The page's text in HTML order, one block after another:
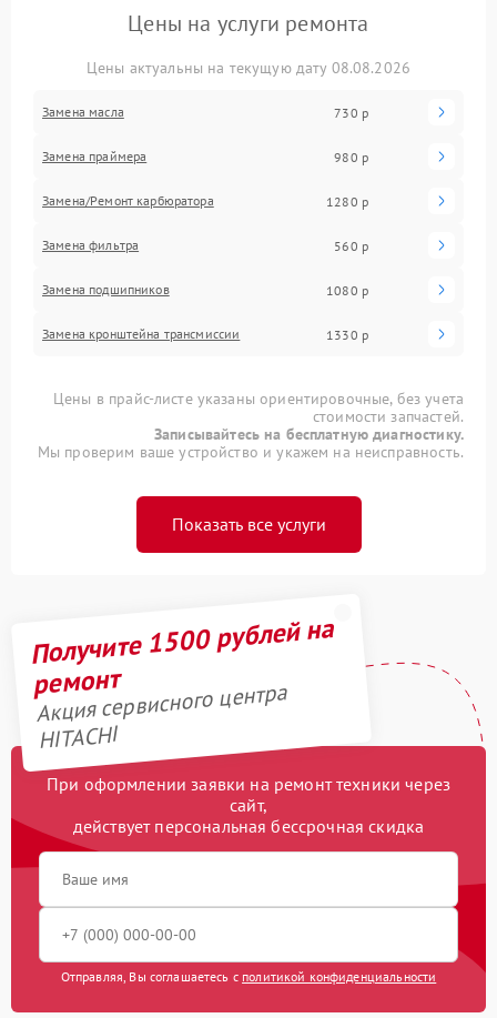
Цены на услуги ремонта
Цены актуальны на текущую дату 08.08.2026
Замена масла 730 р
Замена праймера 980 р
Замена/Pемонт карбюратора 1280 р
Замена фильтра 560 р
Замена подшипников 1080 р
Замена кронштейна трансмиссии 1330 р
Цены в прайс-листе указаны ориентировочные, без учета
стоимости запчастей.
Записывайтесь на бесплатную диагностику.
Мы проверим ваше устройство и укажем на неисправность.
Показать все услуги
Получите 1500 рублей на
ремонт
Акция сервисного центра
HITACHI
При оформлении заявки на ремонт техники через
сайт,
действует персональная бессрочная скидка
Отправляя, Вы соглашаетесь с политикой конфиденциальности